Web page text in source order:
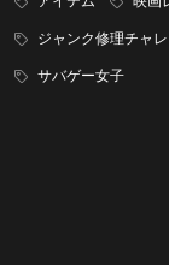
ジャンク修理チャ
サバゲー女子